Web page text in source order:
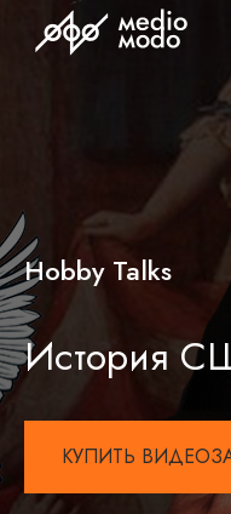
Hobby Talks
История
КУПИТЬ